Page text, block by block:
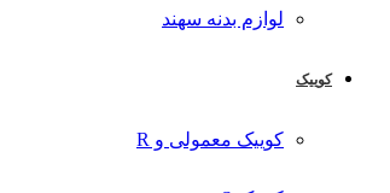
لوازم بدنه سهند
کوییک
کوییک معمولی و R